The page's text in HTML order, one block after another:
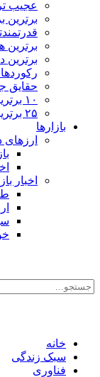
عجیب
برترین
برترین
برترین
حقایق
۱۰ برترین ها
۲۵ برترین ها
بازارها
ارزهای
اخبار
خانه
سبک زندگی
فناوری